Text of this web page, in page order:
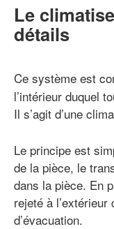
Le
détails
Ce système est
l’intérieur duquel
Il s’agit d’une
Le principe est
de la pièce, le
dans la pièce. En
rejeté à
d’évacuation.